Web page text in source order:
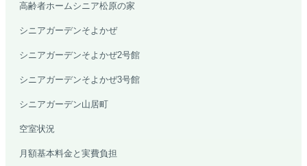
高齢者ホームシニア松原の家
シニアガーデンそよかぜ
シニアガーデンそよかぜ2号館
シニアガーデンそよかぜ3号館
シニアガーデン山居町
空室状況
月額基本料金と実費負担